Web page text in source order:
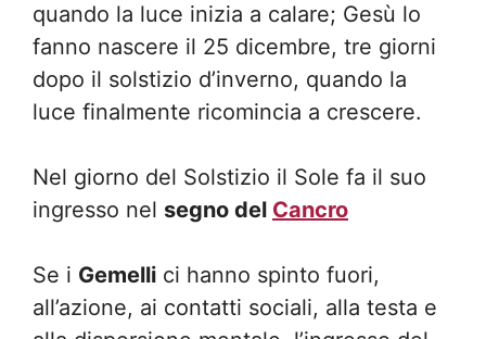
quando la luce inizia a calare; Gesù lo
fanno nascere il 25 dicembre, tre giorni
dopo il solstizio d’inverno, quando la
luce finalmente ricomincia a crescere.
Nel giorno del Solstizio il Sole fa il suo
ingresso nel segno del Cancro
Se i Gemelli ci hanno spinto fuori,
all’azione, ai contatti sociali, alla testa e